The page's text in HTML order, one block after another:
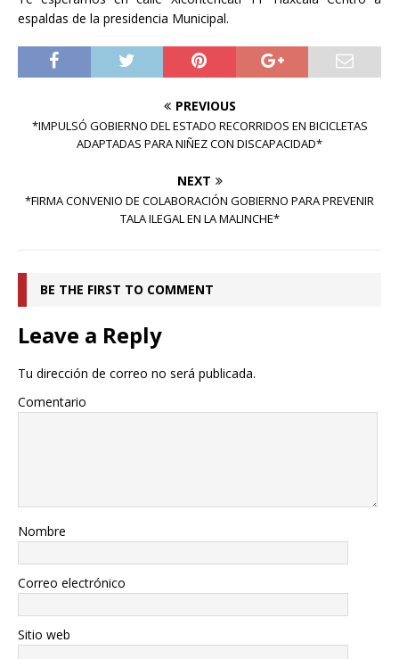
espaldas de la presidencia Municipal.
PREVIOUS
*IMPULSÓ GOBIERNO DEL ESTADO RECORRIDOS EN BICICLETAS
ADAPTADAS PARA NIÑEZ CON DISCAPACIDAD*
NEXT
*FIRMA CONVENIO DE COLABORACIÓN GOBIERNO PARA PREVENIR
TALA ILEGAL EN LA MALINCHE*
BE THE FIRST TO COMMENT
Leave a Reply
Tu dirección de correo no será publicada.
Comentario
Nombre
Correo electrónico
Sitio web